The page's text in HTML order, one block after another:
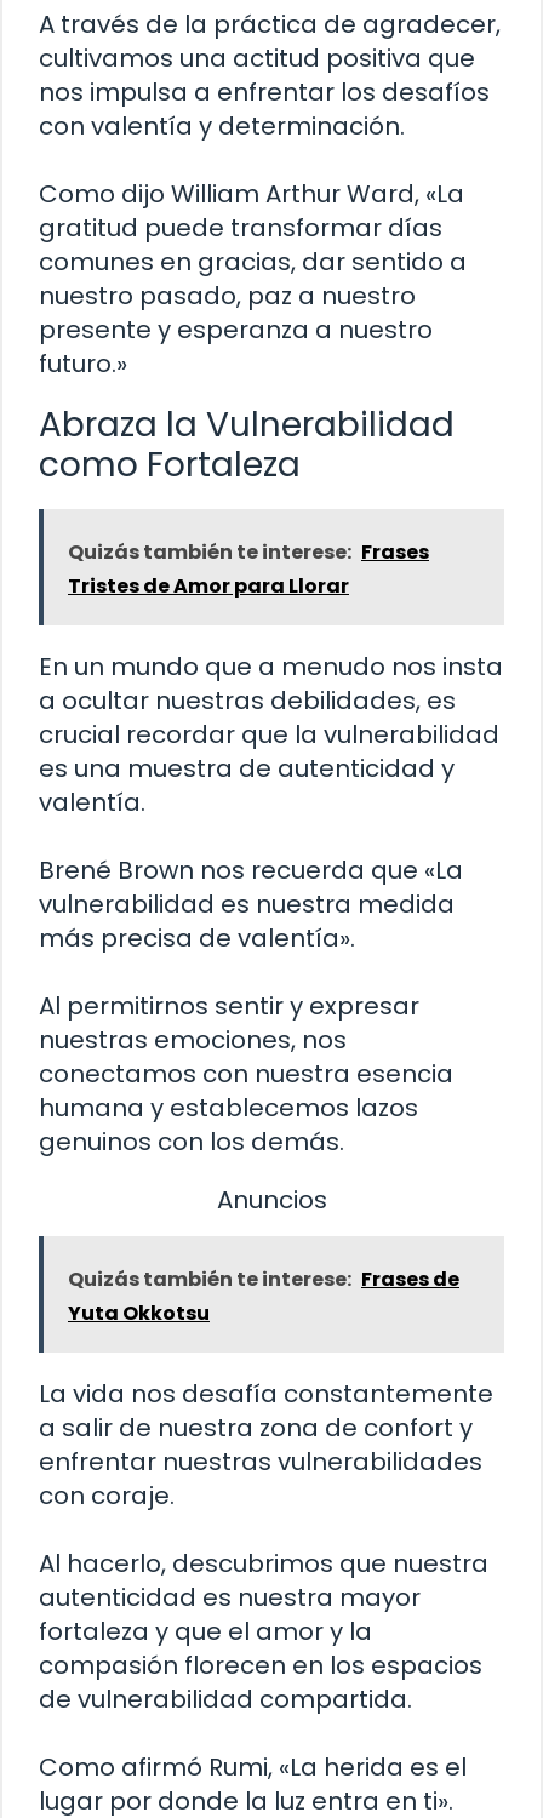
A través de la práctica de agradecer,
cultivamos una actitud positiva que
nos impulsa a enfrentar los desafíos
con valentía y determinación.
Como dijo William Arthur Ward, «La
gratitud puede transformar días
comunes en gracias, dar sentido a
nuestro pasado, paz a nuestro
presente y esperanza a nuestro
futuro.»
Abraza la Vulnerabilidad
como Fortaleza
Quizás también te interese: Frases
Tristes de Amor para Llorar
En un mundo que a menudo nos insta
a ocultar nuestras debilidades, es
crucial recordar que la vulnerabilidad
es una muestra de autenticidad y
valentía.
Brené Brown nos recuerda que «La
vulnerabilidad es nuestra medida
más precisa de valentía».
Al permitirnos sentir y expresar
nuestras emociones, nos
conectamos con nuestra esencia
humana y establecemos lazos
genuinos con los demás.
Anuncios
Quizás también te interese: Frases de
Yuta Okkotsu
La vida nos desafía constantemente
a salir de nuestra zona de confort y
enfrentar nuestras vulnerabilidades
con coraje.
Al hacerlo, descubrimos que nuestra
autenticidad es nuestra mayor
fortaleza y que el amor y la
compasión florecen en los espacios
de vulnerabilidad compartida.
Como afirmó Rumi, «La herida es el
lugar por donde la luz entra en ti».